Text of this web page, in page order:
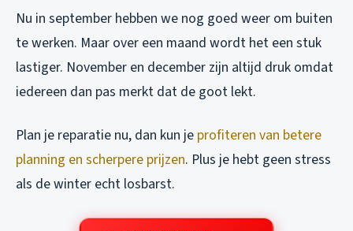
Nu in september hebben we nog goed weer om buiten
te werken. Maar over een maand wordt het een stuk
lastiger. November en december zijn altijd druk omdat
iedereen dan pas merkt dat de goot lekt.
Plan je reparatie nu, dan kun je profiteren van betere
planning en scherpere prijzen. Plus je hebt geen stress
als de winter echt losbarst.